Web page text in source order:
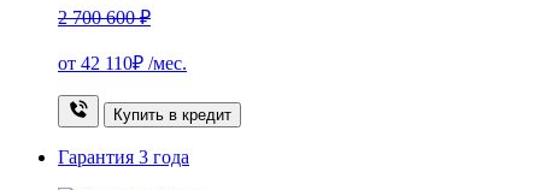
2 700 600 ₽
от 42 110₽ /мес.
Купить в кредит
Гарантия 3 года